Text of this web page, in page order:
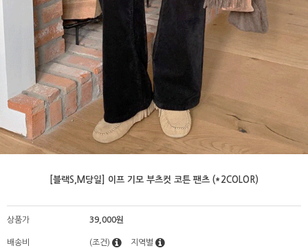
[블랙S,M당일] 이프 기모 부츠컷 코튼 팬츠 (*2COLOR)
상품가 39,000원
배송비 (조건) 지역별